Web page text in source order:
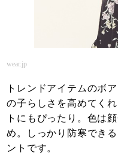
wear.jp
トレンドアイテムのボ
の子らしさを高めてく
トにもぴったり。色は
め。しっかり防寒でき
ントです。